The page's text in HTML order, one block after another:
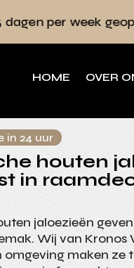
geopend
HOME OVER
in 24 uur
houten
in
jaloezieën geven
Wij van Kronos
omgeving maken ze